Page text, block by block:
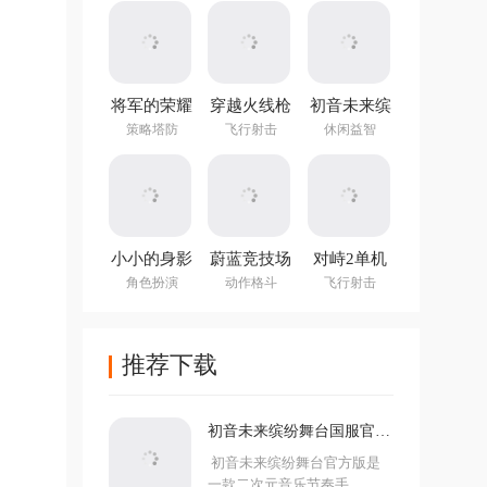
将军的荣耀
3官方正版
策略塔防
穿越火线枪
战王者体验
飞行射击
初音未来缤
纷舞台国服
休闲益智
小小的身影
重叠的内心
角色扮演
蔚蓝竞技场
手机版
动作格斗
对峙2单机
版手游
飞行射击
推荐下载
初音未来缤纷舞台国服官方
初音未来缤纷舞台官方版是